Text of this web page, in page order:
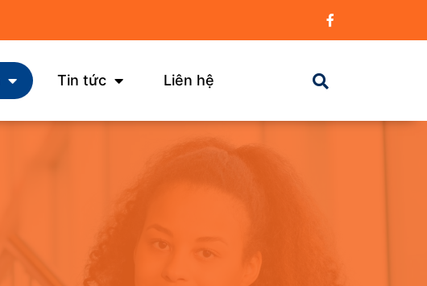
Tin tức Liên hệ